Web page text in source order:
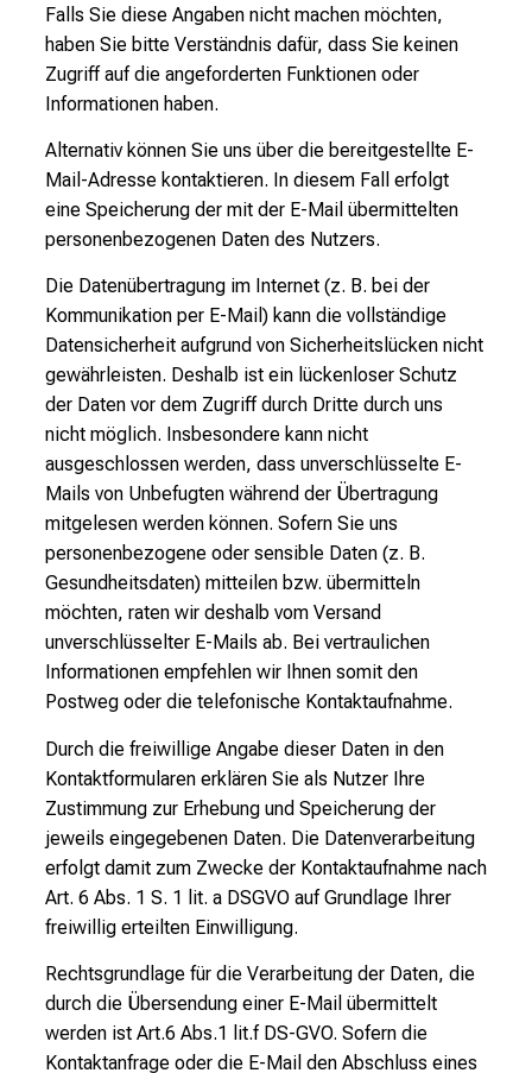
Falls Sie diese Angaben nicht machen möchten,
haben Sie bitte Verständnis dafür, dass Sie keinen
Zugriff auf die angeforderten Funktionen oder
Informationen haben.
Alternativ können Sie uns über die bereitgestellte E-
Mail-Adresse kontaktieren. In diesem Fall erfolgt
eine Speicherung der mit der E-Mail übermittelten
personenbezogenen Daten des Nutzers.
Die Datenübertragung im Internet (z. B. bei der
Kommunikation per E-Mail) kann die vollständige
Datensicherheit aufgrund von Sicherheitslücken nicht
gewährleisten. Deshalb ist ein lückenloser Schutz
der Daten vor dem Zugriff durch Dritte durch uns
nicht möglich. Insbesondere kann nicht
ausgeschlossen werden, dass unverschlüsselte E-
Mails von Unbefugten während der Übertragung
mitgelesen werden können. Sofern Sie uns
personenbezogene oder sensible Daten (z. B.
Gesundheitsdaten) mitteilen bzw. übermitteln
möchten, raten wir deshalb vom Versand
unverschlüsselter E-Mails ab. Bei vertraulichen
Informationen empfehlen wir Ihnen somit den
Postweg oder die telefonische Kontaktaufnahme.
Durch die freiwillige Angabe dieser Daten in den
Kontaktformularen erklären Sie als Nutzer Ihre
Zustimmung zur Erhebung und Speicherung der
jeweils eingegebenen Daten. Die Datenverarbeitung
erfolgt damit zum Zwecke der Kontaktaufnahme nach
Art. 6 Abs. 1 S. 1 lit. a DSGVO auf Grundlage Ihrer
freiwillig erteilten Einwilligung.
Rechtsgrundlage für die Verarbeitung der Daten, die
durch die Übersendung einer E-Mail übermittelt
werden ist Art.6 Abs.1 lit.f DS-GVO. Sofern die
Kontaktanfrage oder die E-Mail den Abschluss eines